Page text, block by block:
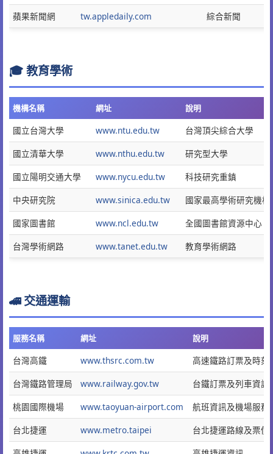
蘋果新聞網
tw.appledaily.com 綜合新聞
🎓 教育學術
機構名稱 網址 說明
國立台灣大學 www.ntu.edu.tw
台灣頂尖綜合大學
國立清華大學
www.nthu.edu.tw
研究型大學
國立陽明交通大學
www.nycu.edu.tw
科技研究重鎮
中央研究院
www.sinica.edu.tw
國家最高學術研究機構
國家圖書館
www.ncl.edu.tw
全國圖書館資源中心
台灣學術網路
www.tanet.edu.tw 教育學術網路
🚄 交通運輸
服務名稱 網址 說明
台灣高鐵 www.thsrc.com.tw
高速鐵路訂票及時刻
台灣鐵路管理局
www.railway.gov.tw
台鐵訂票及列車資訊
桃園國際機場
www.taoyuan-airport.com
航班資訊及機場服務
台北捷運
www.metro.taipei
台北捷運路線及票價